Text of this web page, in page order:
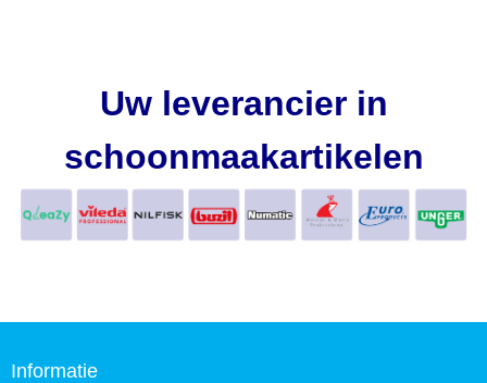
Uw leverancier in
schoonmaakartikelen
Informatie